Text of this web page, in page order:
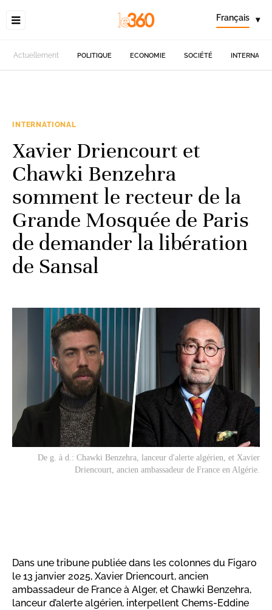
Français ▾
Actuellement POLITIQUE ECONOMIE SOCIÉTÉ
INTERNATIONAL
Xavier Driencourt et
Chawki Benzehra
somment le recteur de la
Grande Mosquée de Paris
de demander la libération
de Sansal
De g. à d.: Chawki Benzehra, lanceur d'alerte algérien, et Xavier
Driencourt, ancien ambassadeur de France en Algérie.
Dans une tribune publiée dans les colonnes du Figaro
le 13 janvier 2025, Xavier Driencourt, ancien
ambassadeur de France à Alger, et Chawki Benzehra,
lanceur d’alerte algérien, interpellent Chems-Eddine